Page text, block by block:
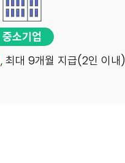
중소기업
, 최대 9개월 지급(2인 이내)